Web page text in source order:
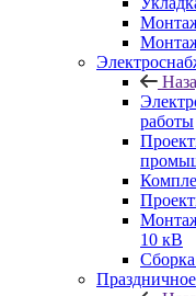
работы
10 кВ